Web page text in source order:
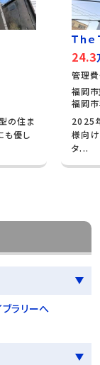
の住ま
も優し
Ｔｈ
24.3
管理
福岡
福岡
2025
様向け
タ...
ラリーへ